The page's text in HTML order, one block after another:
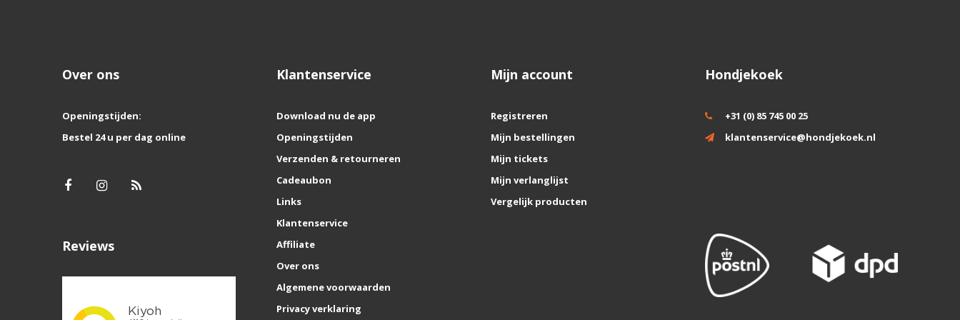
Over ons
Openingstijden:
Bestel 24 u per dag online
Reviews
Klantenservice
Download nu de app
Openingstijden
Verzenden & retourneren
Cadeaubon
Links
Klantenservice
Affiliate
Over ons
Algemene voorwaarden
Privacy verklaring
Mijn account
Registreren
Mijn bestellingen
Mijn tickets
Mijn verlanglijst
Vergelijk producten
Hondjekoek
+31 (0) 85 745 00 25
klantenservice@hondjekoek.nl